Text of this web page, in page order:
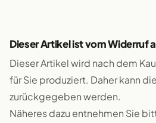
Dieser Artikel ist vom Widerruf
Dieser Artikel wird nach dem
für Sie produziert. Daher kann
zurückgegeben werden.
Näheres dazu entnehmen Sie